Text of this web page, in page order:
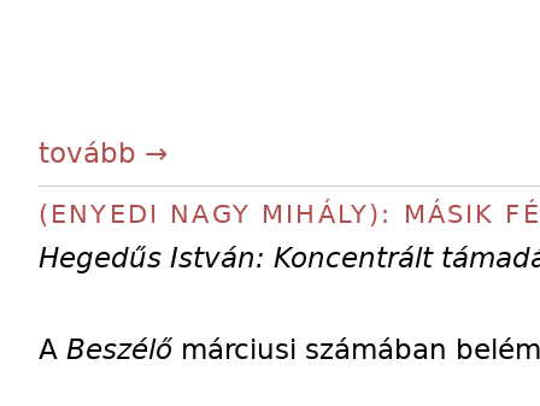
tovább →
(ENYEDI NAGY MIHÁLY): MÁSIK
Hegedűs István: Koncentrált
A Beszélő márciusi számában